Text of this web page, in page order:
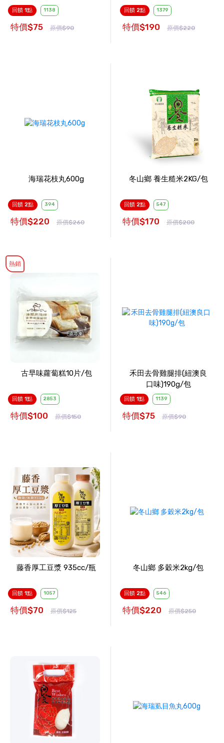
回饋 1點 1138
特價$75 原價$90
回饋 2點 1379
特價$190 原價$220
海瑞花枝丸600g
回饋 2點 394
特價$220 原價$260
冬山鄉 養生糙米2KG/包
回饋 2點 547
特價$170 原價$200
古早味蘿蔔糕10片/包
回饋 1點 2853
特價$100 原價$150
熱銷
禾田去骨雞腿排(紐澳良
口味)190g/包
回饋 1點 1139
特價$75 原價$90
藤香厚工豆漿 935cc/瓶
回饋 1點 1057
特價$70 原價$125
冬山鄉 多穀米2kg/包
回饋 2點 546
特價$220 原價$250